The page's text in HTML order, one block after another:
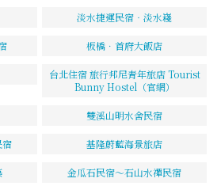
淡水捷運民宿‧淡水嶘
板橋．首府大飯店
台北住宿 旅行邦尼青年旅店 Tourist
Bunny Hostel（官網）
雙溪山明水舍民宿
基隆蔚藍海景旅店
金瓜石民宿～石山水禪民宿